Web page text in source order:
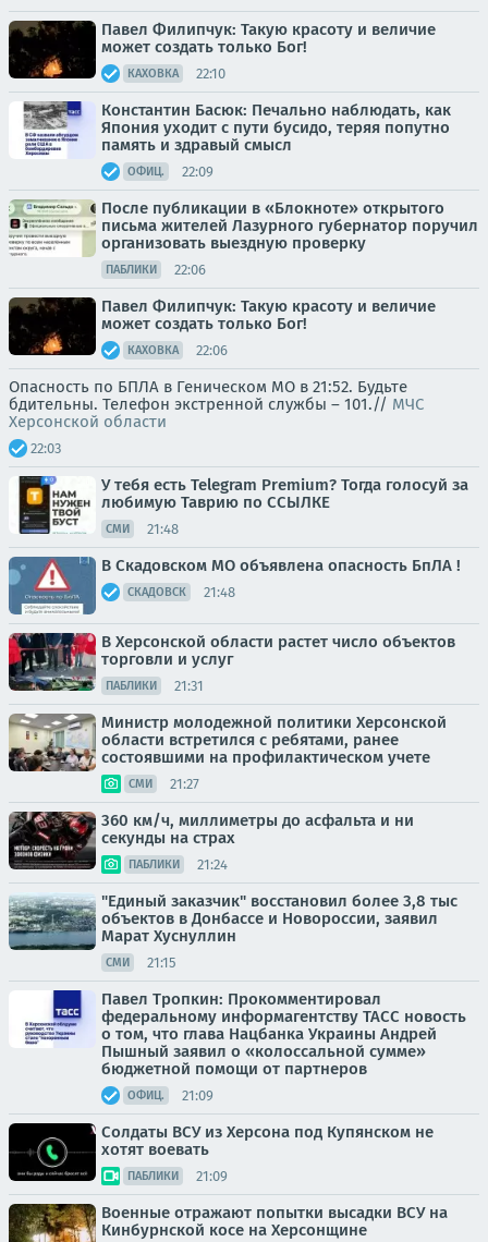
Павел Филипчук: Такую красоту и величие
может создать только Бог!
КАХОВКА 22:10
Константин Басюк: Печально наблюдать, как
Япония уходит с пути бусидо, теряя попутно
память и здравый смысл
ОФИЦ. 22:09
После публикации в «Блокноте» открытого
письма жителей Лазурного губернатор поручил
организовать выездную проверку
ПАБЛИКИ 22:06
Павел Филипчук: Такую красоту и величие
может создать только Бог!
КАХОВКА 22:06
Опасность по БПЛА в Геническом МО в 21:52. Будьте
бдительны. Телефон экстренной службы – 101.// МЧС
Херсонской области
22:03
У тебя есть Telegram Premium? Тогда голосуй за
любимую Таврию по ССЫЛКЕ
СМИ 21:48
В Скадовском МО объявлена опасность БпЛА !
СКАДОВСК 21:48
В Херсонской области растет число объектов
торговли и услуг
ПАБЛИКИ 21:31
Министр молодежной политики Херсонской
области встретился с ребятами, ранее
состоявшими на профилактическом учете
СМИ 21:27
360 км/ч, миллиметры до асфальта и ни
секунды на страх
ПАБЛИКИ 21:24
"Единый заказчик" восстановил более 3,8 тыс
объектов в Донбассе и Новороссии, заявил
Марат Хуснуллин
СМИ 21:15
Павел Тропкин: Прокомментировал
федеральному информагентству ТАСС новость
о том, что глава Нацбанка Украины Андрей
Пышный заявил о «колоссальной сумме»
бюджетной помощи от партнеров
ОФИЦ. 21:09
Солдаты ВСУ из Херсона под Купянском не
хотят воевать
ПАБЛИКИ 21:09
Военные отражают попытки высадки ВСУ на
Кинбурнской косе на Херсонщине